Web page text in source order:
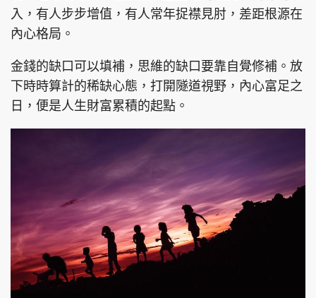
入，有人步步增值，有人常年捉襟見肘，差距根源在
內心格局。
金錢的缺口可以填補，思維的缺口要靠自覺修補。放
下時時算計的稀缺心態，打開隧道視野，內心富足之
日，便是人生財富累積的起點。